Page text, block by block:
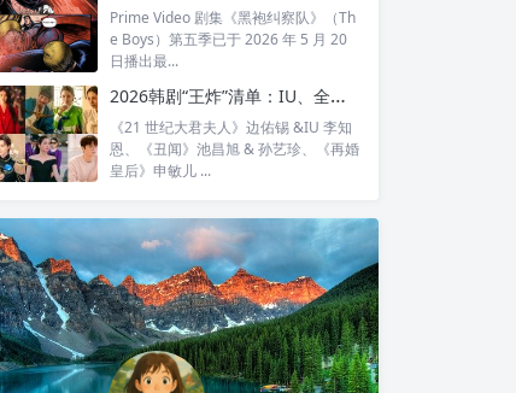
Prime Video 剧集《黑袍纠察队》（Th
e Boys）第五季已于 2026 年 5 月 20
日播出最...
2026韩剧“王炸”清单：IU、全智贤、宋慧乔领衔回归，30对神仙CP谁最让你心动？
《21 世纪大君夫人》边佑锡 &IU 李知
恩、《丑闻》池昌旭 & 孙艺珍、《再婚
皇后》申敏儿 ...